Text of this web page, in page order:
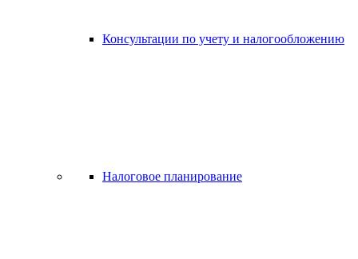
Консультации по учету и налогообложению
Налоговое планирование